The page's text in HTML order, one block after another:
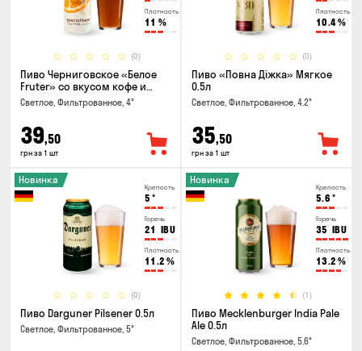
Плотность
11 %
(0)
Пиво Черниговское «Белое
Fruter» со вкусом кофе и
апельсина 0.5 л
Светлое, Фильтрованное, 4°
39,50
грн за 1 шт
Плотность
10.4%
(0)
Пиво «Повна Діжка» Мягкое
0.5л
Светлое, Фильтрованное, 4.2°
35,50
грн за 1 шт
Крепость
5 °
Горечь
21 IBU
Плотность
11.2 %
(0)
Новинка
Пиво Darguner Pilsener 0.5л
Светлое, Фильтрованное, 5°
Крепость
5.6 °
Горечь
35 IBU
Плотность
13.2 %
(1)
Новинка
Пиво Mecklenburger India Pale
Ale 0.5л
Светлое, Фильтрованное, 5.6°